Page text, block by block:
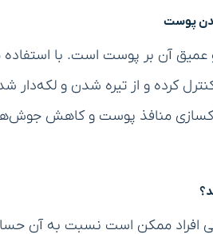
پوست
و عمیق آن بر پوست است. با
کرده و از تیره شدن و لکه‌دار
منافذ پوست و کاهش
افراد ممکن است نسبت به آن